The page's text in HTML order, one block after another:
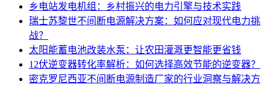
乡电站发电机组：乡村振兴的电力引擎与技术实践
瑞士苏黎世不间断电源解决方案：如何应对现代电力挑
战？
太阳能蓄电池改装水泵：让农田灌溉更智能更省钱
12伏逆变器转化率解析：如何选择高效节能的逆变器？
密克罗尼西亚不间断电源制造厂家的行业洞察与解决方